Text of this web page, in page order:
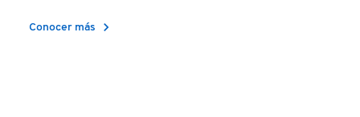
Conocer más chevron_right